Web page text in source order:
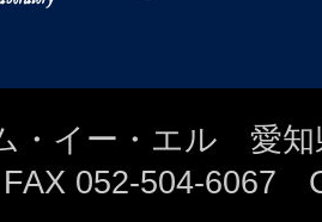
・イー・エル 愛
052-504-6067